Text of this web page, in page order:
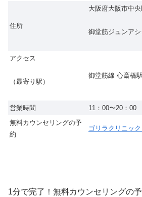
住所
大阪府大阪市中
御堂筋ジュンア
アクセス
（最寄り駅）
御堂筋線 心斎橋
営業時間
11：00〜20：00
無料カウンセリングの予
約
ゴリラクリニッ
1分で完了！無料カウンセリングの